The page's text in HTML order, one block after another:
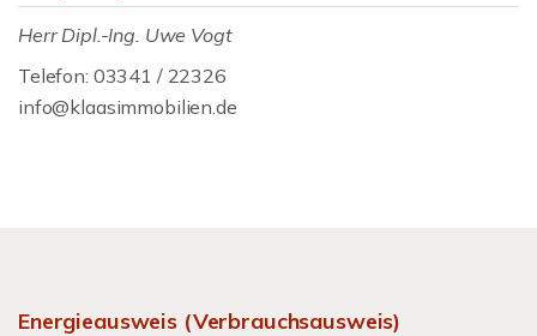
Herr Dipl.-Ing. Uwe Vogt
Telefon: 03341 / 22326
info@klaasimmobilien.de
Energieausweis (Verbrauchsausweis)